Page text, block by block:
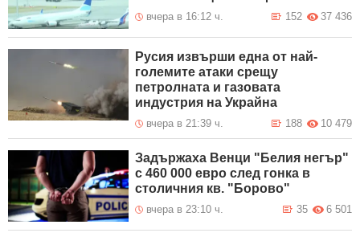
вчера в 16:12 ч. 37 436
152
Русия извърши една от най-
големите атаки срещу
петролната и газовата
индустрия на Украйна
вчера в 21:39 ч. 10 479
188
Задържаха Венци "Белия негър"
с 460 000 евро след гонка в
столичния кв. "Борово"
вчера в 23:10 ч. 6 501
35